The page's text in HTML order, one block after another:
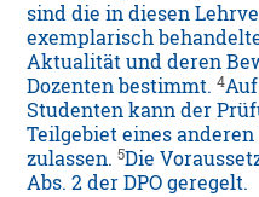
sind die in diesen
exemplarisch
Aktualität und deren
Dozenten bestimmt.4
Studenten kann der
Teilgebiet eines
zulassen.5Die
Abs. 2 der DPO geregelt.